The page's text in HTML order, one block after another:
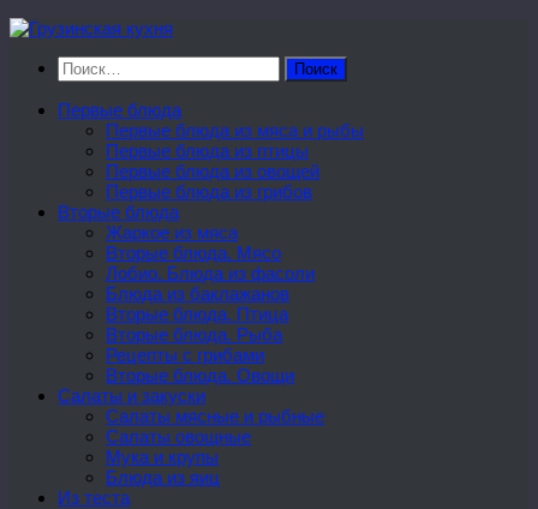
Перейти
содержимому
Найти:
Первые блюда
Первые блюда из мяса и рыбы
Первые блюда из птицы
Первые блюда из овощей
Первые блюда из грибов
Вторые блюда
Жаркое из мяса
Вторые блюда. Мясо
Лобио. Блюда из фасоли
Блюда из баклажанов
Вторые блюда. Птица
Вторые блюда. Рыба
Рецепты с грибами
Вторые блюда. Овощи
Салаты и закуски
Салаты мясные и рыбные
Салаты овощные
Мука и крупы
Блюда из яиц
Из теста